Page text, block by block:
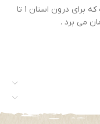
ارسال از شهر اصفهان و با پست پیشتاز است که برای درون استان 1 تا